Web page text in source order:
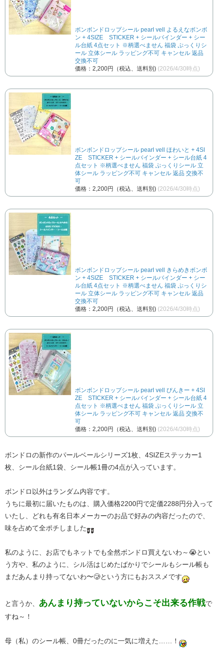
ボンボンドロップシール pearl vell よるえなボンボ
ン + 4SIZE STICKER + シールバインダー + シー
ル台紙 4点セット ※柄選べません 福袋 ぷっくりシ
ール 立体シール ラッピング不可 キャンセル 返品
交換不可
価格：2,200円（税込、送料別) (2026/4/30時点)
ボンボンドロップシール pearl vell ほわいと + 4SI
ZE STICKER + シールバインダー + シール台紙 4
点セット ※柄選べません 福袋 ぷっくりシール 立
体シール ラッピング不可 キャンセル 返品 交換不
可
価格：2,200円（税込、送料別) (2026/4/30時点)
ボンボンドロップシール pearl vell きらめきボンボ
ン + 4SIZE STICKER + シールバインダー + シー
ル台紙 4点セット ※柄選べません 福袋 ぷっくりシ
ール 立体シール ラッピング不可 キャンセル 返品
交換不可
価格：2,200円（税込、送料別) (2026/4/30時点)
ボンボンドロップシール pearl vell ぴんきー + 4SI
ZE STICKER + シールバインダー + シール台紙 4
点セット ※柄選べません 福袋 ぷっくりシール 立
体シール ラッピング不可 キャンセル 返品 交換不
可
価格：2,200円（税込、送料別) (2026/4/30時点)
ボンドロの新作のパールベールシリーズ1枚、4SIZEステッカー1
枚、シール台紙1袋、シール帳1冊の4点が入っています。
ボンドロ以外はランダム内容です。
うちに最初に届いたものは、購入価格2200円で定価2288円分入って
いたし、どれも有名日本メーカーのお品で好みの内容だったので、
味を占めて全ポチしました
私のように、お店でもネットでも全然ボンドロ買えないわ～😭とい
う方や、私のように、シル活はじめたばかりでシールもシール帳も
まだあんまり持ってないわ〜🥲という方にもおススメです
と言うか、 あんまり持っていないからこそ出来る作戦で
すね～！
母（私）のシール帳、0冊だったのに一気に増えた……！